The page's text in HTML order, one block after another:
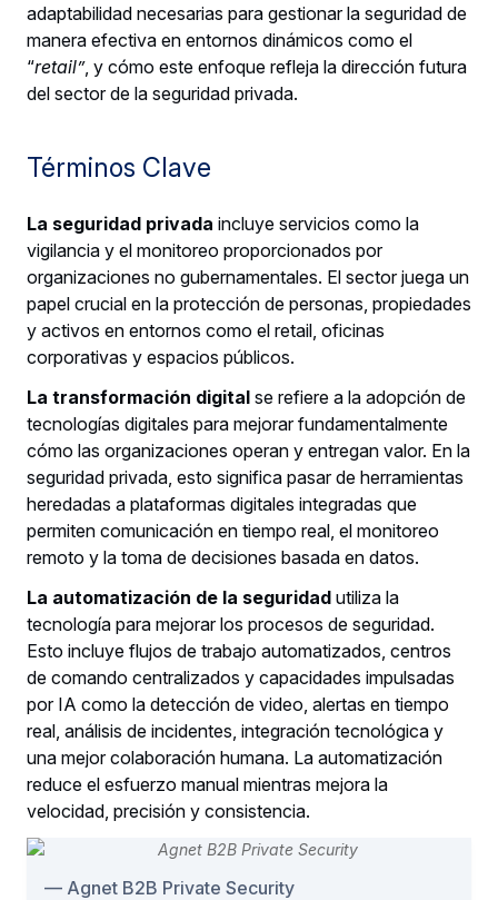
adaptabilidad necesarias para gestionar la seguridad de
manera efectiva en entornos dinámicos como el
“retail”, y cómo este enfoque refleja la dirección futura
del sector de la seguridad privada.
Términos Clave
La seguridad privada incluye servicios como la
vigilancia y el monitoreo proporcionados por
organizaciones no gubernamentales. El sector juega un
papel crucial en la protección de personas, propiedades
y activos en entornos como el retail, oficinas
corporativas y espacios públicos.
La transformación digital se refiere a la adopción de
tecnologías digitales para mejorar fundamentalmente
cómo las organizaciones operan y entregan valor. En la
seguridad privada, esto significa pasar de herramientas
heredadas a plataformas digitales integradas que
permiten comunicación en tiempo real, el monitoreo
remoto y la toma de decisiones basada en datos.
La automatización de la seguridad utiliza la
tecnología para mejorar los procesos de seguridad.
Esto incluye flujos de trabajo automatizados, centros
de comando centralizados y capacidades impulsadas
por IA como la detección de video, alertas en tiempo
real, análisis de incidentes, integración tecnológica y
una mejor colaboración humana. La automatización
reduce el esfuerzo manual mientras mejora la
velocidad, precisión y consistencia.
Agnet B2B Private Security